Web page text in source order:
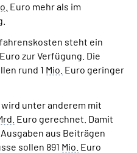
Euro mehr als im
steht ein
Euro zur Verfügung. Die
rund 1 Mio. Euro geringer
unter anderem mit
Euro gerechnet. Damit
aus Beiträgen
sollen 891 Mio. Euro